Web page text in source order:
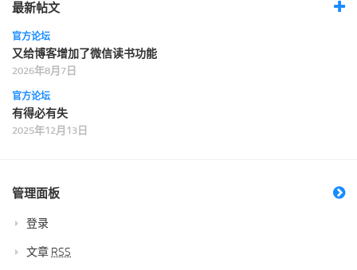
最新帖文
官方论坛
又给博客增加了微信读书功能
2026年8月7日
官方论坛
有得必有失
2025年12月13日
管理面板
登录
文章 RSS